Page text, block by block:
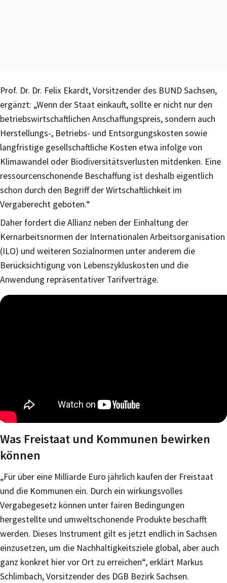
Prof. Dr. Dr. Felix Ekardt, Vorsitzender des BUND Sachsen,
ergänzt: „Wenn der Staat einkauft, sollte er nicht nur den
betriebswirtschaftlichen Anschaffungspreis, sondern auch
Herstellungs-, Betriebs- und Entsorgungskosten sowie
langfristige gesellschaftliche Kosten etwa infolge von
Klimawandel oder Biodiversitätsverlusten mitdenken. Eine
ressourcenschonende Beschaffung ist deshalb eigentlich
schon durch den Begriff der Wirtschaftlichkeit im
Vergaberecht geboten.“
Daher fordert die Allianz neben der Einhaltung der
Kernarbeitsnormen der Internationalen Arbeitsorganisation
(ILO) und weiteren Sozialnormen unter anderem die
Berücksichtigung von Lebenszykluskosten und die
Anwendung repräsentativer Tarifverträge.
Was Freistaat und Kommunen bewirken
können
„Für über eine Milliarde Euro jährlich kaufen der Freistaat
und die Kommunen ein. Durch ein wirkungsvolles
Vergabegesetz können unter fairen Bedingungen
hergestellte und umweltschonende Produkte beschafft
werden. Dieses Instrument gilt es jetzt endlich in Sachsen
einzusetzen, um die Nachhaltigkeitsziele global, aber auch
ganz konkret hier vor Ort zu erreichen“, erklärt Markus
Schlimbach, Vorsitzender des DGB Bezirk Sachsen.